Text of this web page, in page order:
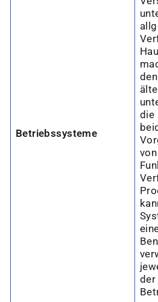
Betriebssysteme
die
der